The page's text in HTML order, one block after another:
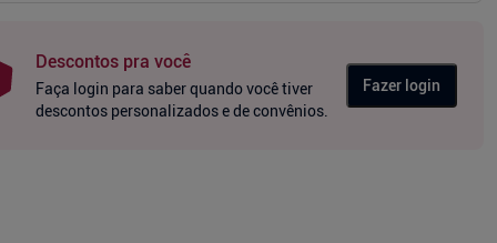
Descontos pra você
Faça login para saber quando você tiver
descontos personalizados e de convênios.
Fazer login